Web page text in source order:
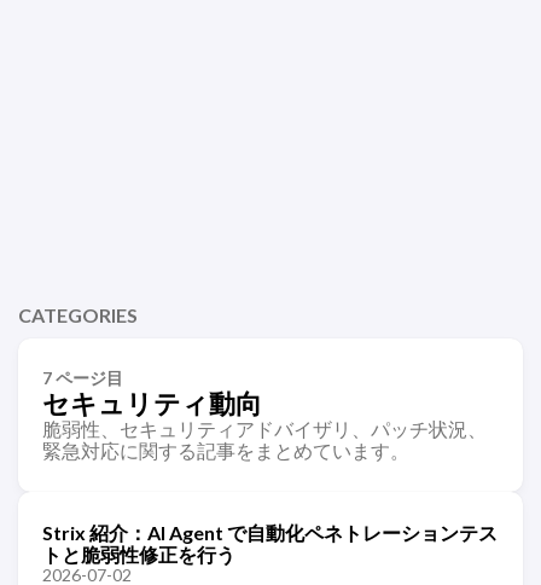
CATEGORIES
7 ページ目
セキュリティ動向
脆弱性、セキュリティアドバイザリ、パッチ状況、
緊急対応に関する記事をまとめています。
Strix 紹介：AI Agent で自動化ペネトレーションテス
トと脆弱性修正を行う
2026-07-02